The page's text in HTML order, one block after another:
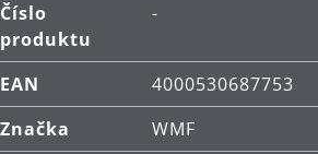
Číslo
produktu
-
EAN
4000530687753
Značka
WMF